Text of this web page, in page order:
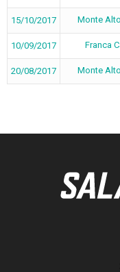
15/10/2017 Monte
10/09/2017 Franca
20/08/2017 Monte